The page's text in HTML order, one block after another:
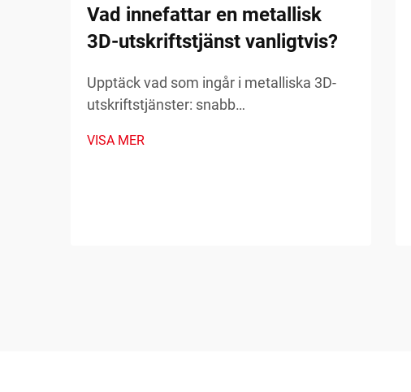
Vad innefattar en metallisk
3D-utskriftstjänst vanligtvis?
Upptäck vad som ingår i metalliska 3D-
utskriftstjänster: snabb
begäran och tillverkning av komplexa
VISA MER